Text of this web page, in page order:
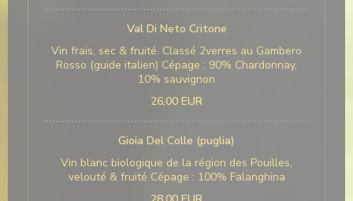
Val Di Neto Critone
Vin frais, sec & fruité. Classé 2verres au Gambero
Rosso (guide italien) Cépage : 90% Chardonnay,
10% sauvignon
26,00 EUR
Gioia Del Colle (puglia)
Vin blanc biologique de la région des Pouilles,
velouté & fruité Cépage : 100% Falanghina